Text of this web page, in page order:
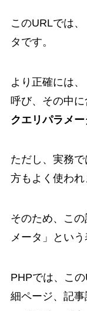
このURLでは、
タです。
より正確には、
呼び、その中に
クエリパラメー
ただし、実務
方もよく使われ
そのため、こ
メータ」とい
PHPでは、こ
細ページ、記